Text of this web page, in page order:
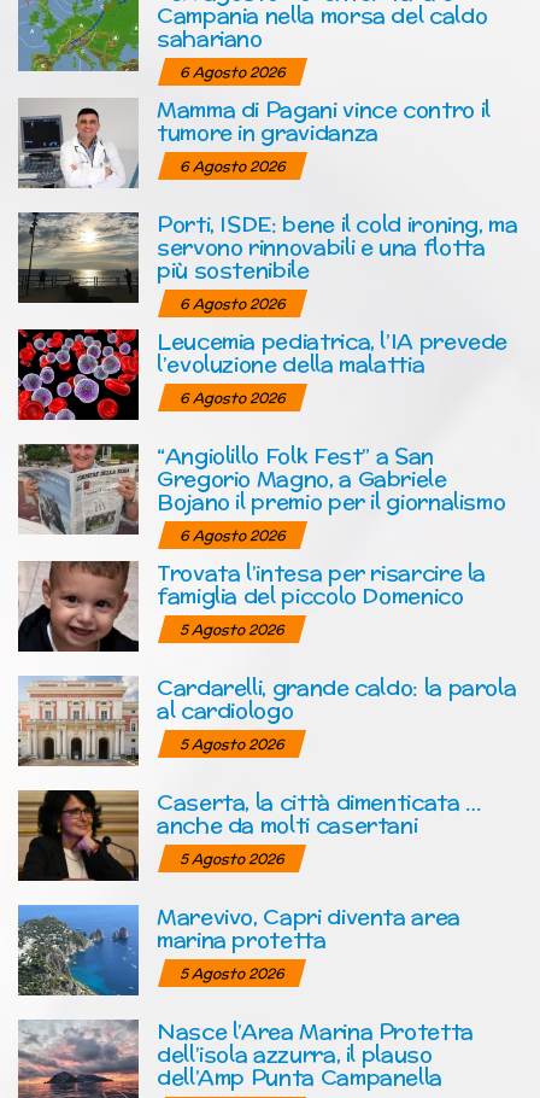
Campania nella morsa del caldo
sahariano
6 Agosto 2026
Mamma di Pagani vince contro il
tumore in gravidanza
6 Agosto 2026
Porti, ISDE: bene il cold ironing, ma
servono rinnovabili e una flotta
più sostenibile
6 Agosto 2026
Leucemia pediatrica, l’IA prevede
l’evoluzione della malattia
6 Agosto 2026
“Angiolillo Folk Fest” a San
Gregorio Magno, a Gabriele
Bojano il premio per il giornalismo
6 Agosto 2026
Trovata l’intesa per risarcire la
famiglia del piccolo Domenico
5 Agosto 2026
Cardarelli, grande caldo: la parola
al cardiologo
5 Agosto 2026
Caserta, la città dimenticata …
anche da molti casertani
5 Agosto 2026
Marevivo, Capri diventa area
marina protetta
5 Agosto 2026
Nasce l’Area Marina Protetta
dell’isola azzurra, il plauso
dell’Amp Punta Campanella